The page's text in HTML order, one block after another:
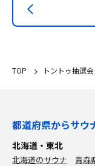
TOP トントゥ抽選会
都道府県からサウ
北海道・東北
北海道のサウナ 青森